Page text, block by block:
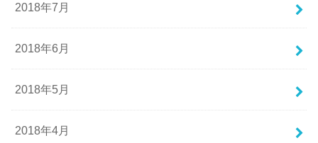
2018年7月
2018年6月
2018年5月
2018年4月